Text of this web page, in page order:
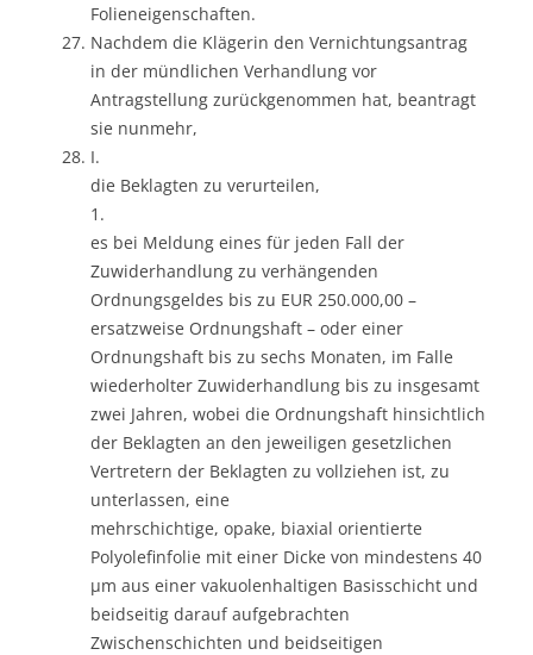
Folieneigenschaften.
Nachdem die Klägerin den Vernichtungsantrag
in der mündlichen Verhandlung vor
Antragstellung zurückgenommen hat, beantragt
sie nunmehr,
I.
die Beklagten zu verurteilen,
1.
es bei Meldung eines für jeden Fall der
Zuwiderhandlung zu verhängenden
Ordnungsgeldes bis zu EUR 250.000,00 –
ersatzweise Ordnungshaft – oder einer
Ordnungshaft bis zu sechs Monaten, im Falle
wiederholter Zuwiderhandlung bis zu insgesamt
zwei Jahren, wobei die Ordnungshaft hinsichtlich
der Beklagten an den jeweiligen gesetzlichen
Vertretern der Beklagten zu vollziehen ist, zu
unterlassen, eine
mehrschichtige, opake, biaxial orientierte
Polyolefinfolie mit einer Dicke von mindestens 40
µm aus einer vakuolenhaltigen Basisschicht und
beidseitig darauf aufgebrachten
Zwischenschichten und beidseitigen